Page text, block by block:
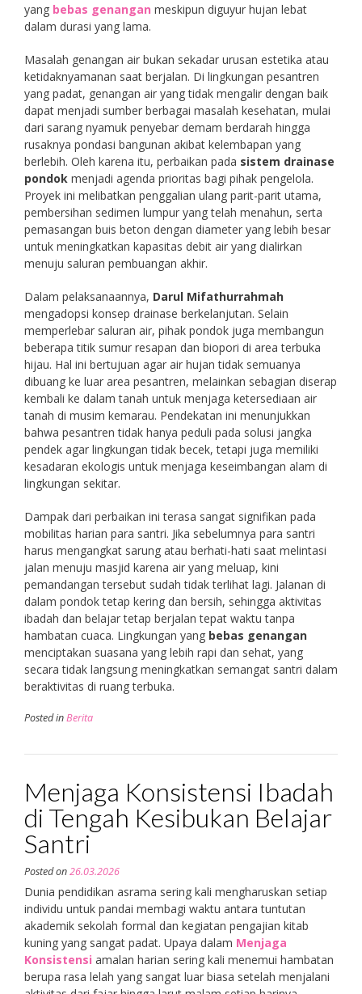
yang bebas genangan meskipun diguyur hujan lebat
dalam durasi yang lama.
Masalah genangan air bukan sekadar urusan estetika atau
ketidaknyamanan saat berjalan. Di lingkungan pesantren
yang padat, genangan air yang tidak mengalir dengan baik
dapat menjadi sumber berbagai masalah kesehatan, mulai
dari sarang nyamuk penyebar demam berdarah hingga
rusaknya pondasi bangunan akibat kelembapan yang
berlebih. Oleh karena itu, perbaikan pada sistem drainase
pondok menjadi agenda prioritas bagi pihak pengelola.
Proyek ini melibatkan penggalian ulang parit-parit utama,
pembersihan sedimen lumpur yang telah menahun, serta
pemasangan buis beton dengan diameter yang lebih besar
untuk meningkatkan kapasitas debit air yang dialirkan
menuju saluran pembuangan akhir.
Dalam pelaksanaannya, Darul Mifathurrahmah
mengadopsi konsep drainase berkelanjutan. Selain
memperlebar saluran air, pihak pondok juga membangun
beberapa titik sumur resapan dan biopori di area terbuka
hijau. Hal ini bertujuan agar air hujan tidak semuanya
dibuang ke luar area pesantren, melainkan sebagian diserap
kembali ke dalam tanah untuk menjaga ketersediaan air
tanah di musim kemarau. Pendekatan ini menunjukkan
bahwa pesantren tidak hanya peduli pada solusi jangka
pendek agar lingkungan tidak becek, tetapi juga memiliki
kesadaran ekologis untuk menjaga keseimbangan alam di
lingkungan sekitar.
Dampak dari perbaikan ini terasa sangat signifikan pada
mobilitas harian para santri. Jika sebelumnya para santri
harus mengangkat sarung atau berhati-hati saat melintasi
jalan menuju masjid karena air yang meluap, kini
pemandangan tersebut sudah tidak terlihat lagi. Jalanan di
dalam pondok tetap kering dan bersih, sehingga aktivitas
ibadah dan belajar tetap berjalan tepat waktu tanpa
hambatan cuaca. Lingkungan yang bebas genangan
menciptakan suasana yang lebih rapi dan sehat, yang
secara tidak langsung meningkatkan semangat santri dalam
beraktivitas di ruang terbuka.
Posted inBerita
Menjaga Konsistensi Ibadah
di Tengah Kesibukan Belajar
Santri
Posted on26.03.2026
Dunia pendidikan asrama sering kali mengharuskan setiap
individu untuk pandai membagi waktu antara tuntutan
akademik sekolah formal dan kegiatan pengajian kitab
kuning yang sangat padat. Upaya dalam Menjaga
Konsistensi amalan harian sering kali menemui hambatan
berupa rasa lelah yang sangat luar biasa setelah menjalani